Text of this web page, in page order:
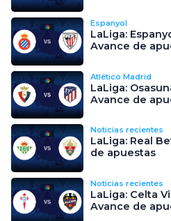
Espanyol
LaLiga:
Avance de
Atlético Madrid
LaLiga:
Avance de
Noticias recientes
LaLiga: Real
de apuestas
Noticias recientes
LaLiga: Celta
Avance de